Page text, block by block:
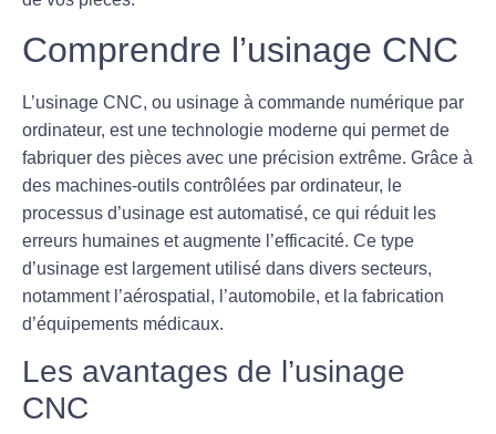
Comprendre l’usinage CNC
L’usinage CNC, ou usinage à commande numérique par
ordinateur, est une technologie moderne qui permet de
fabriquer des pièces avec une précision extrême. Grâce à
des machines-outils contrôlées par ordinateur, le
processus d’usinage est automatisé, ce qui réduit les
erreurs humaines et augmente l’efficacité. Ce type
d’usinage est largement utilisé dans divers secteurs,
notamment l’aérospatial, l’automobile, et la fabrication
d’équipements médicaux.
Les avantages de l’usinage
CNC